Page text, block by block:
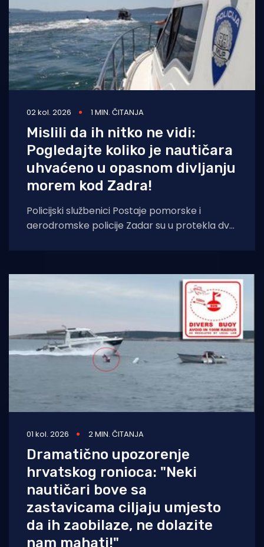
02 kol. 2026 1 MIN. ČITANJA
Mislili da ih nitko ne vidi:
Pogledajte koliko je nautičara
uhvaćeno u opasnom divljanju
morem kod Zadra!
Policijski službenici Postaje pomorske i
aerodromske policije Zadar su u protekla dva
Sukošana, Petrrčana
01 kol. 2026 2 MIN. ČITANJA
Dramatično upozorenje
hrvatskog ronioca: "Neki
nautičari bove sa
zastavicama ciljaju umjesto
da ih zaobilaze, ne dolazite
nam mahati!"